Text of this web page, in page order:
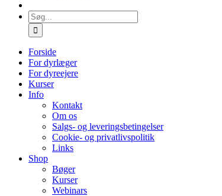
Søg
efter:
Forside
For dyrlæger
For dyreejere
Kurser
Info
Kontakt
Om os
Salgs- og leveringsbetingelser
Cookie- og privatlivspolitik
Links
Shop
Bøger
Kurser
Webinars